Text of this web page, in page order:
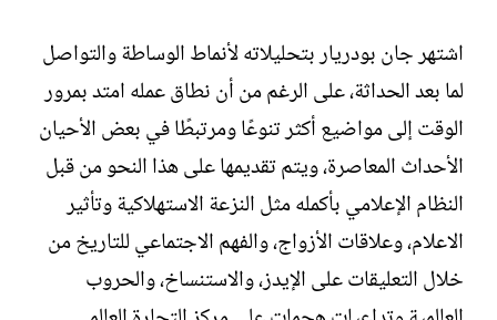
اشتهر جان بودريار بتحليلاته لأنماط الوساطة والتواصل
لما بعد الحداثة، على الرغم من أن نطاق عمله امتد بمرور
الوقت إلى مواضيع أكثر تنوعًا ومرتبطًا في بعض الأحيان
الأحداث المعاصرة، ويتم تقديمها على هذا النحو من قبل
النظام الإعلامي بأكمله مثل النزعة الاستهلاكية وتأثير
الاعلام، وعلاقات الأزواج، والفهم الاجتماعي للتاريخ من
خلال التعليقات على الإيدز، والاستنساخ، والحروب